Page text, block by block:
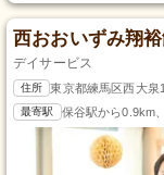
西おおいずみ翔
デイサービス
住所 東京都練馬区西大泉
最寄駅 保谷駅から0.9km